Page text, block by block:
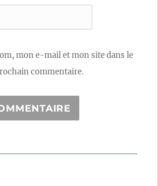
mon e-mail et mon site dans le
commentaire.